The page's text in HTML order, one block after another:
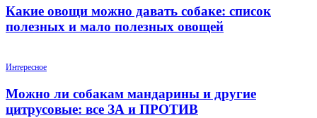
Какие овощи можно давать собаке: список
полезных и мало полезных овощей
Интересное
Можно ли собакам мандарины и другие
цитрусовые: все ЗА и ПРОТИВ